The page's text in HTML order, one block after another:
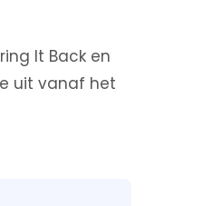
It Back en
uit vanaf het